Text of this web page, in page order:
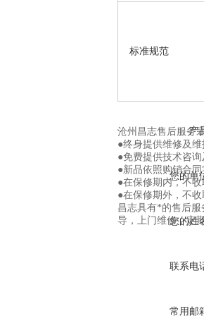
标准规范
沧州昌志售后服务
●终身提供维修及
●免费提供技术咨
●新品依照购销合
●在保修期内，不
●在保修期外，不
昌志具有*的售后
导，上门维修，定
产
您的单
您的姓
联系电
常用邮